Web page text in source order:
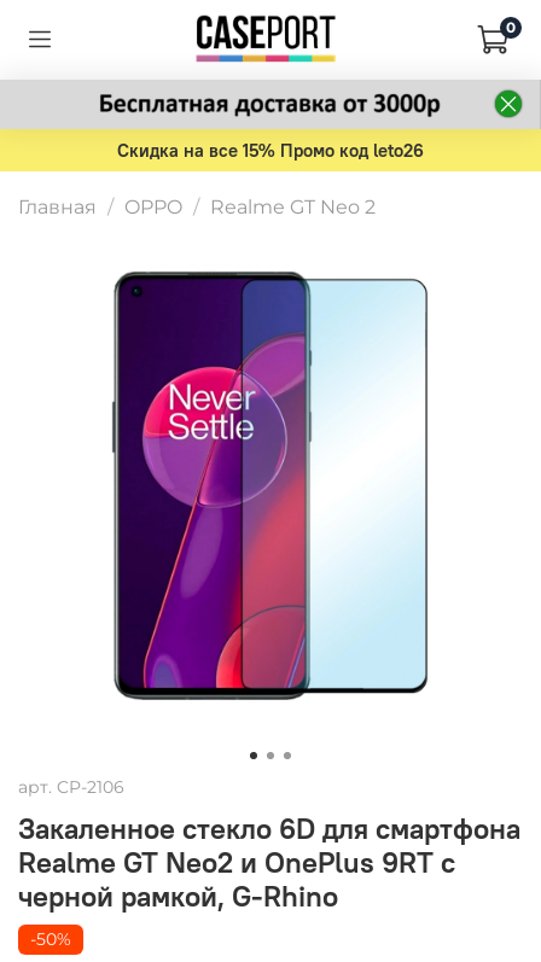
0
Скидка на все 15% Промо код leto26
Главная OPPO Realme GT Neo 2
арт. CP-2106
Закаленное стекло 6D для смартфона
Realme GT Neo2 и OnePlus 9RT с
черной рамкой, G-Rhino
-50%